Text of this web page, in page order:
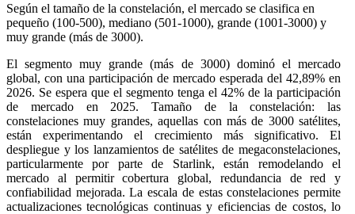
Según el tamaño de la constelación, el mercado se clasifica en
pequeño (100-500), mediano (501-1000), grande (1001-3000) y
muy grande (más de 3000).
El segmento muy grande (más de 3000) dominó el mercado
global, con una participación de mercado esperada del 42,89% en
2026. Se espera que el segmento tenga el 42% de la participación
de mercado en 2025. Tamaño de la constelación: las
constelaciones muy grandes, aquellas con más de 3000 satélites,
están experimentando el crecimiento más significativo. El
despliegue y los lanzamientos de satélites de megaconstelaciones,
particularmente por parte de Starlink, están remodelando el
mercado al permitir cobertura global, redundancia de red y
confiabilidad mejorada. La escala de estas constelaciones permite
actualizaciones tecnológicas continuas y eficiencias de costos, lo